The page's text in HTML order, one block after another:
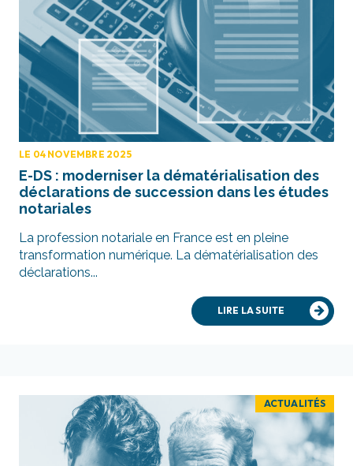
LE 04 NOVEMBRE 2025
E-DS : moderniser la dématérialisation des
déclarations de succession dans les études
notariales
La profession notariale en France est en pleine
transformation numérique. La dématérialisation des
déclarations...
LIRE LA SUITE
ACTUALITÉS